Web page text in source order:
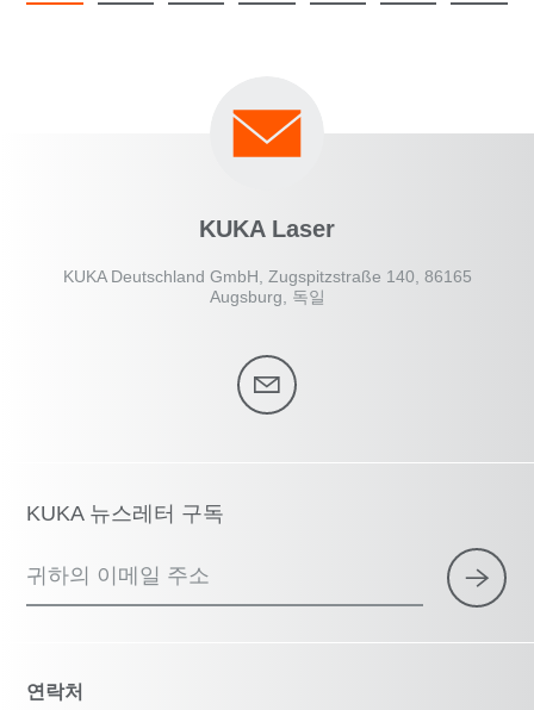
KUKA Laser
KUKA Deutschland GmbH, Zugspitzstraße 140, 86165
Augsburg, 독일
KUKA 뉴스레터 구독
귀하의 이메일 주소
연락처